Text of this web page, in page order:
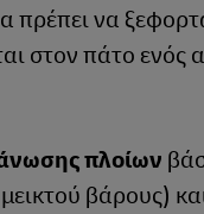
πρέπει να
στον πάτο ενός
πλοίων
βάρους)